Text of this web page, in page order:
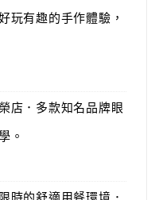
玩有趣的手作體驗，
店．多款知名品牌眼
。